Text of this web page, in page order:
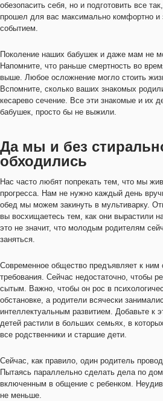
обезопасить себя, но и подготовить все
прошел для вас максимально комфортно
событием.
Поколение наших бабушек и даже мам не
Напомните, что раньше смертность во
выше. Любое осложнение могло стоить
Вспомните, сколько ваших знакомых
кесарево сечение. Все эти знакомые и их
бабушек, просто бы не выжили.
Да мы и без
обходились
Нас часто любят попрекать тем, что мы
прогресса. Нам не нужно каждый день
обед мы можем закинуть в мультиварку.
вы восхищаетесь тем, как они вырастили
это не значит, что молодым родителям
заняться.
Современное общество предъявляет к ним
требования. Сейчас недостаточно, чтобы
сытым. Важно, чтобы он рос в
обстановке, а родители всячески
интеллектуальным развитием. Добавьте к
детей растили в больших семьях, в
все родственники и старшие дети.
Сейчас, как правило, один родитель
Пытаясь параллельно сделать дела по
включенным в общение с ребенком.
не меньше.